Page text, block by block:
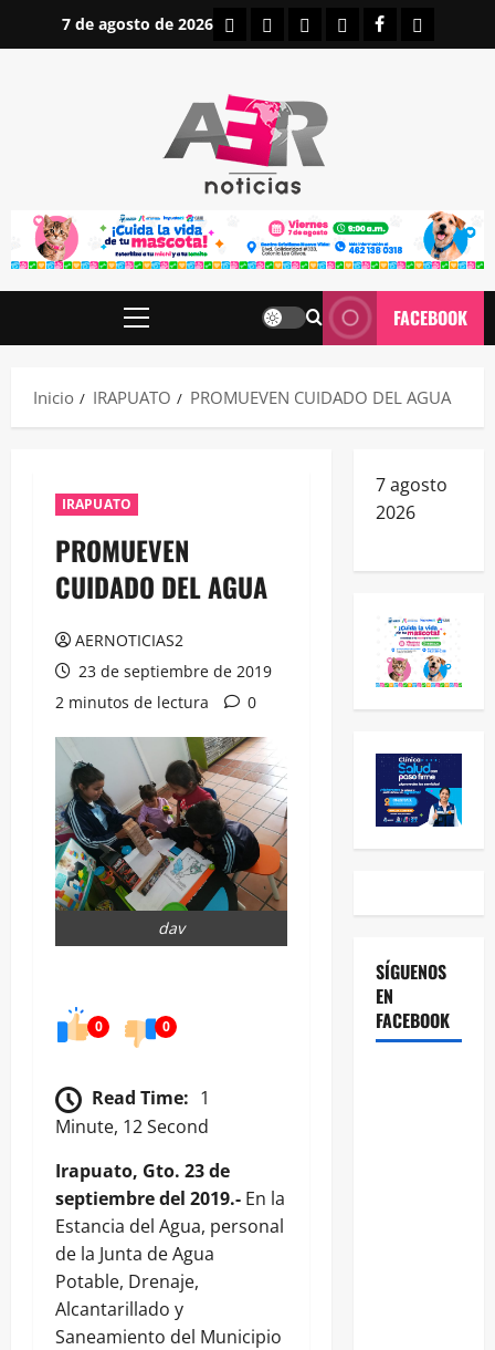
7 de agosto de 2026 INICIOIRAPUATO
ESTATALES
NACIONALES
FACEBOOK
Menú
FACEBOOK
Inicio IRAPUATO PROMUEVEN CUIDADO DEL AGUA
IRAPUATO
PROMUEVEN
CUIDADO DEL AGUA
AERNOTICIAS2
23 de septiembre de 2019
2 minutos de lectura
0
dav
0 0
Read Time: 1
Minute, 12 Second
Irapuato, Gto. 23 de
septiembre del 2019.- En la
Estancia del Agua, personal
de la Junta de Agua
Potable, Drenaje,
Alcantarillado y
Saneamiento del Municipio
7 agosto
2026
SÍGUENOS
EN
FACEBOOK